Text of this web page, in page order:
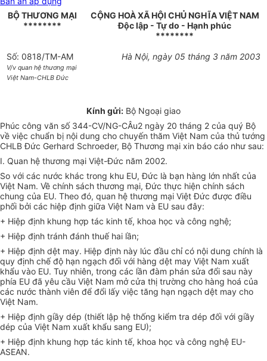
BỘ THƯƠNG MẠI
********
CỘNG HOÀ XÃ HỘI CHỦ NGHĨA VIỆT NAM
Độc lập - Tự do - Hạnh phúc
********
Số: 0818/TM-AM
V/v quan hệ thương mại
Việt Nam-CHLB Đức
Hà Nội, ngày 05 tháng 3 năm 2003
Kính gửi: Bộ Ngoại giao
Phúc công văn số 344-CV/NG-CÂu2 ngày 20 tháng 2 của quý Bộ
về việc chuẩn bị nội dung cho chuyến thăm Việt Nam của thủ tướng
CHLB Đức Gerhard Schroeder, Bộ Thương mại xin báo cáo như sau:
I. Quan hệ thương mại Việt-Đức năm 2002.
So với các nước khác trong khu EU, Đức là bạn hàng lớn nhất của
Việt Nam. Về chính sách thương mại, Đức thực hiện chính sách
chung của EU. Theo đó, quan hệ thương mại Việt Đức được điều
phối bởi các hiệp định giữa Việt Nam và EU sau đây:
+ Hiệp định khung hợp tác kinh tế, khoa học và công nghệ;
+ Hiệp định tránh đánh thuế hai lần;
+ Hiệp định dệt may. Hiệp định này lúc đầu chỉ có nội dung chính là
quy định chế độ hạn ngạch đối với hàng dệt may Việt Nam xuất
khẩu vào EU. Tuy nhiên, trong các lần đàm phán sửa đổi sau này
phía EU đã yêu cầu Việt Nam mở cửa thị trường cho hàng hoá của
các nước thành viên để đổi lấy việc tăng hạn ngạch dệt may cho
Việt Nam.
+ Hiệp định giầy dép (thiết lập hệ thống kiểm tra dép đối với giầy
dép của Việt Nam xuất khẩu sang EU);
+ Hiệp định khung hợp tác kinh tế, khoa học và công nghệ EU-
ASEAN.